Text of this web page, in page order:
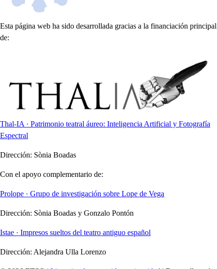
Esta página web ha sido desarrollada gracias a la financiación principal
de:
Thal-IA · Patrimonio teatral áureo: Inteligencia Artificial y Fotografía
Espectral
Dirección: Sònia Boadas
Con el apoyo complementario de:
Prolope · Grupo de investigación sobre Lope de Vega
Dirección: Sònia Boadas y Gonzalo Pontón
Istae · Impresos sueltos del teatro antiguo español
Dirección: Alejandra Ulla Lorenzo